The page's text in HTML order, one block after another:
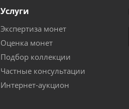
Услуги
Экспертиза монет
Оценка монет
Подбор коллекции
Частные консультации
Интернет-аукцион